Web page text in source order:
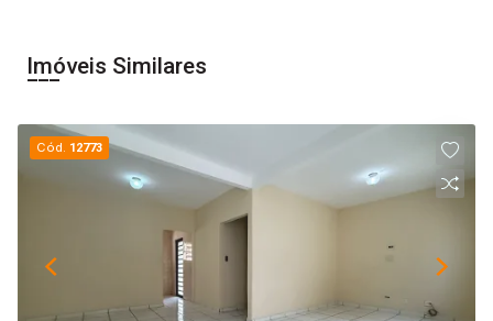
Imóveis Similares
Cód. 12773